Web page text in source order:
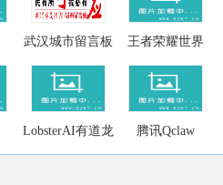
武汉城市留言板 王者荣耀世界
LobsterAI有道龙 腾讯Qclaw